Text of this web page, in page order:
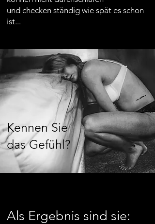
Kennen Sie
das Gefühl?
und checken ständig wie spät es schon
ist...
Als Ergebnis sind sie: